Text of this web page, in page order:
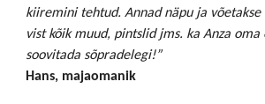
kiiremini tehtud. Annad näpu ja võetakse
vist kõik muud, pintslid jms. ka Anza
soovitada sõpradelegi!”
Hans, majaomanik